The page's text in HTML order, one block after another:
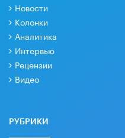
Новости
Колонки
Аналитика
Интервью
Рецензии
Видео
РУБРИКИ